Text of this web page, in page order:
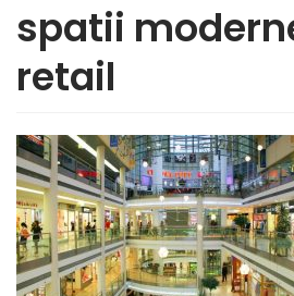
spatii
retail